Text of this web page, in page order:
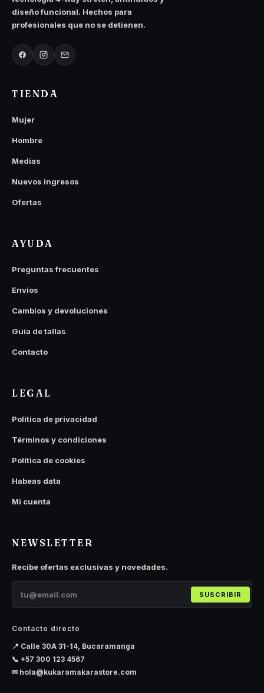
diseño funcional. Hechos para
profesionales que no se detienen.
TIENDA
Mujer
Hombre
Medias
Nuevos ingresos
Ofertas
AYUDA
Preguntas frecuentes
Envíos
Cambios y devoluciones
Guía de tallas
Contacto
LEGAL
Política de privacidad
Términos y condiciones
Política de cookies
Habeas data
Mi cuenta
NEWSLETTER
Recibe ofertas exclusivas y novedades.
SUSCRIBIR
Contacto directo
📍 Calle 30A 31-14, Bucaramanga
📞 +57 300 123 4567
✉ hola@kukaramakarastore.com